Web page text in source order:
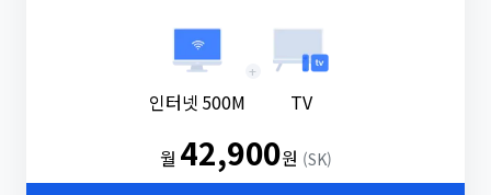
인터넷 500M
+
TV
월 42,900원 (SK)